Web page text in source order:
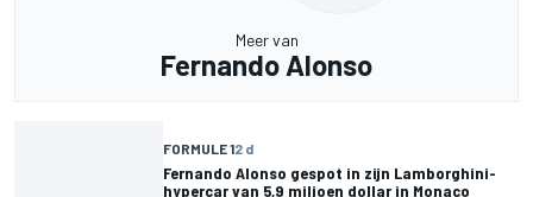
Meer van
Fernando Alonso
FORMULE 12 d
Fernando Alonso gespot in zijn Lamborghini-
hypercar van 5,9 miljoen dollar in Monaco